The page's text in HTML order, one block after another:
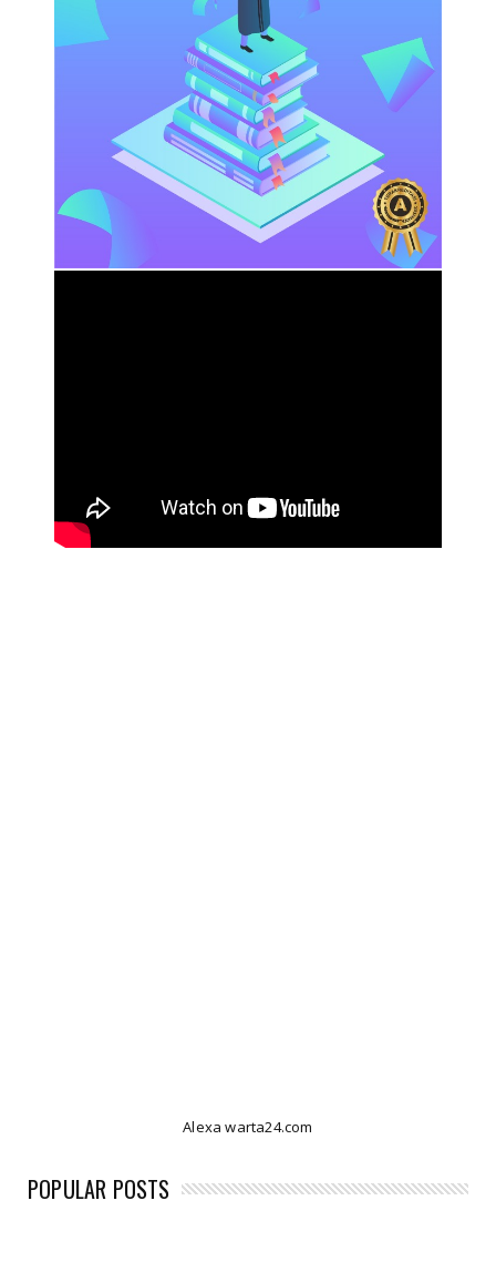
Alexa warta24.com
POPULAR POSTS